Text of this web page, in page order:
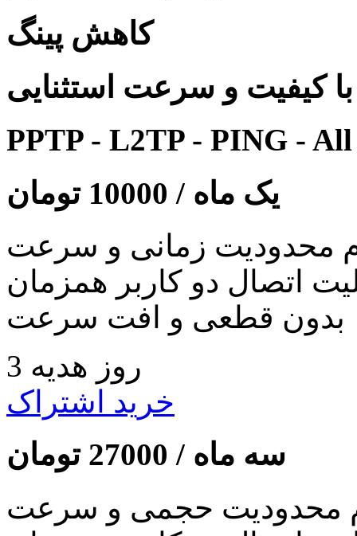
کاهش پینگ
کیفیت و سرعت استثنایی
PPTP - L2TP - PING -
یک ماه / 10000 تومان
محدودیت زمانی و سرعت
اتصال دو کاربر همزمان
بدون قطعی و افت سرعت
3 روز هدیه
خرید اشتراک
سه ماه / 27000 تومان
محدودیت حجمی و سرعت